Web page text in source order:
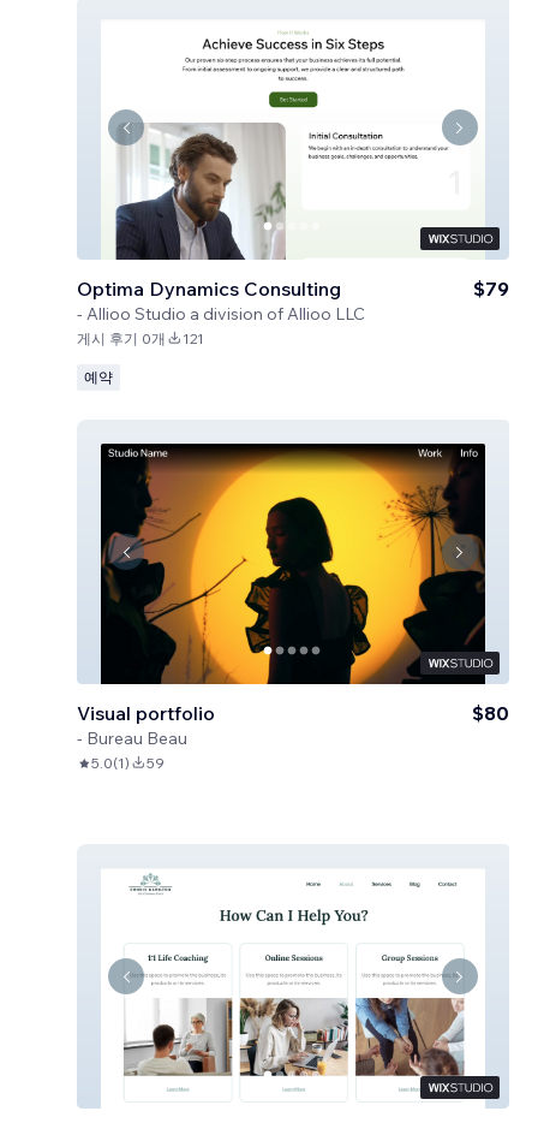
Optima Dynamics Consulting
- Allioo Studio a division of Allioo LLC
$79
게시 후기 0개 121
예약
Visual portfolio
- Bureau Beau
$80
5.0(1) 59